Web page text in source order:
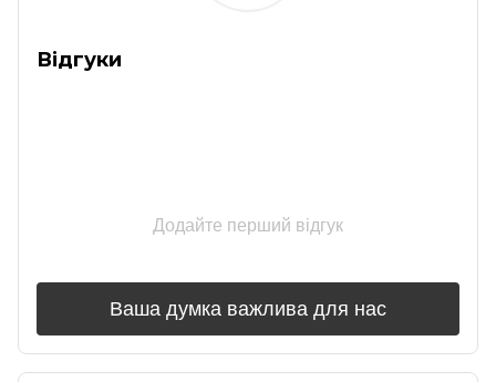
Відгуки
Додайте перший відгук
Ваша думка важлива для нас